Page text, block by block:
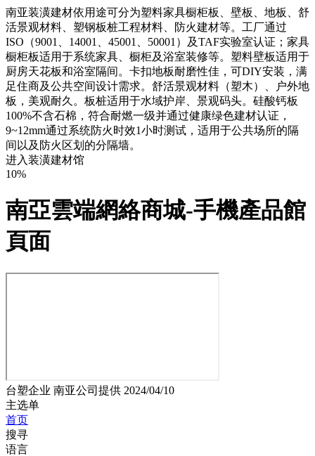
南亚装潢建材依用途可分为塑料家具橱柜板、壁板、地板、舒
活景观材料、塑钢板桩工程材料、防火建材等。工厂通过
ISO（9001、14001、45001、50001）及TAF实验室认证；家具
橱柜板适用于系统家具、橱柜及浴室装修等。塑料壁板适用于
厨房天花板和浴室隔间。卡扣地板耐磨性佳，可DIY安装，满
足住商及公共空间设计需求。舒活景观材料（塑木）、户外地
板，美观耐久。板桩适用于水域护岸、景观码头。硅酸钙板
100%不含石棉，符合耐燃一级并通过健康绿色建材认证，
9~12mm通过系统防火时效1小时测试，适用于公共场所的隔
间以及防火区划的分隔墙。
进入装潢建材馆
10%
南亞雲端網絡商城-手機產品館
頁面
台塑企业 南亚公司提供 2024/04/10
主选单
首页
搜寻
语言